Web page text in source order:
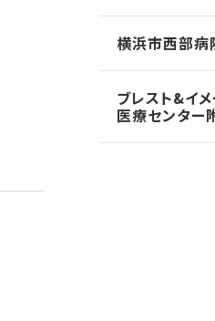
横浜市西部病
ブレスト&イ
医療センター